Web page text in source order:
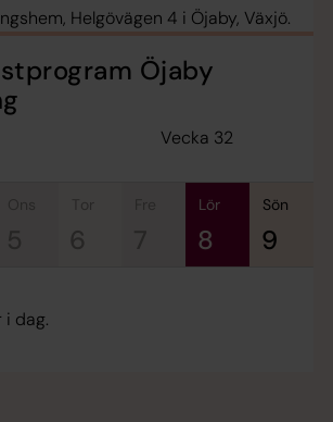
Helgövägen 4 i Öjaby, Växjö.
Öjaby
Vecka 32
tor
6
lör
8
sön
9
i dag.